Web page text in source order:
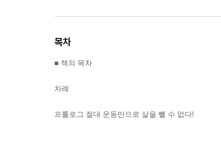
목차
■ 책의 목차
차례
프롤로그 절대 운동만으로 살을 뺄 수 없다!